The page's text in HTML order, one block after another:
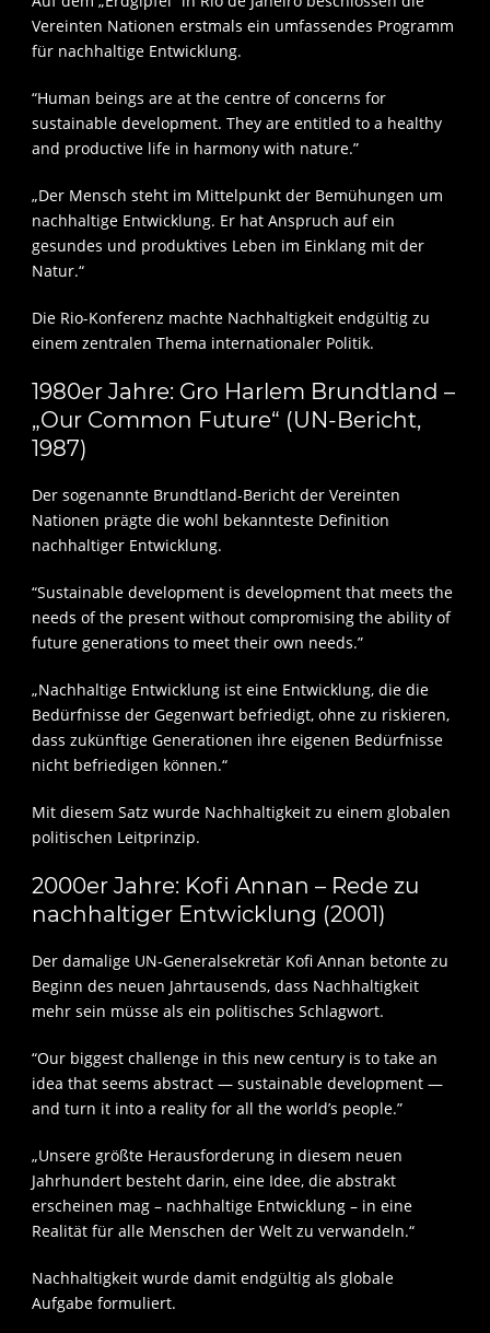
Vereinten Nationen erstmals ein umfassendes Programm
für nachhaltige Entwicklung.
“Human beings are at the centre of concerns for
sustainable development. They are entitled to a healthy
and productive life in harmony with nature.”
„Der Mensch steht im Mittelpunkt der Bemühungen um
nachhaltige Entwicklung. Er hat Anspruch auf ein
gesundes und produktives Leben im Einklang mit der
Natur.“
Die Rio-Konferenz machte Nachhaltigkeit endgültig zu
einem zentralen Thema internationaler Politik.
1980er Jahre: Gro Harlem Brundtland –
„Our Common Future“ (UN-Bericht,
1987)
Der sogenannte Brundtland-Bericht der Vereinten
Nationen prägte die wohl bekannteste Definition
nachhaltiger Entwicklung.
“Sustainable development is development that meets the
needs of the present without compromising the ability of
future generations to meet their own needs.”
„Nachhaltige Entwicklung ist eine Entwicklung, die die
Bedürfnisse der Gegenwart befriedigt, ohne zu riskieren,
dass zukünftige Generationen ihre eigenen Bedürfnisse
nicht befriedigen können.“
Mit diesem Satz wurde Nachhaltigkeit zu einem globalen
politischen Leitprinzip.
2000er Jahre: Kofi Annan – Rede zu
nachhaltiger Entwicklung (2001)
Der damalige UN-Generalsekretär Kofi Annan betonte zu
Beginn des neuen Jahrtausends, dass Nachhaltigkeit
mehr sein müsse als ein politisches Schlagwort.
“Our biggest challenge in this new century is to take an
idea that seems abstract — sustainable development —
and turn it into a reality for all the world’s people.”
„Unsere größte Herausforderung in diesem neuen
Jahrhundert besteht darin, eine Idee, die abstrakt
erscheinen mag – nachhaltige Entwicklung – in eine
Realität für alle Menschen der Welt zu verwandeln.“
Nachhaltigkeit wurde damit endgültig als globale
Aufgabe formuliert.